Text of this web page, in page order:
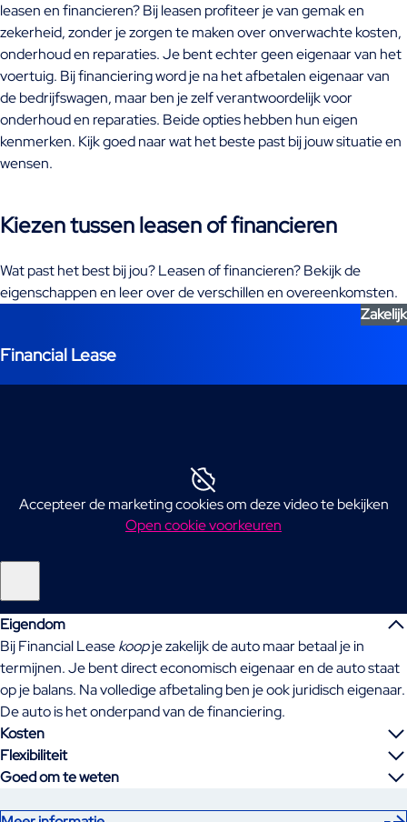
leasen en financieren? Bij leasen profiteer je van gemak en
zekerheid, zonder je zorgen te maken over onverwachte kosten,
onderhoud en reparaties. Je bent echter geen eigenaar van het
voertuig. Bij financiering word je na het afbetalen eigenaar van
de bedrijfswagen, maar ben je zelf verantwoordelijk voor
onderhoud en reparaties. Beide opties hebben hun eigen
kenmerken. Kijk goed naar wat het beste past bij jouw situatie en
wensen.
Kiezen tussen leasen of financieren
Wat past het best bij jou? Leasen of financieren? Bekijk de
eigenschappen en leer over de verschillen en overeenkomsten.
Zakelijk
Financial Lease
Accepteer de marketing cookies om deze video te bekijken
Open cookie voorkeuren
Eigendom
Bij Financial Leasekoopje zakelijk de auto maar betaal je in
termijnen. Je bent direct economisch eigenaar en de auto staat
op je balans. Na volledige afbetaling ben je ook juridisch eigenaar.
De auto is het onderpand van de financiering.
Kosten
Flexibiliteit
Goed om te weten